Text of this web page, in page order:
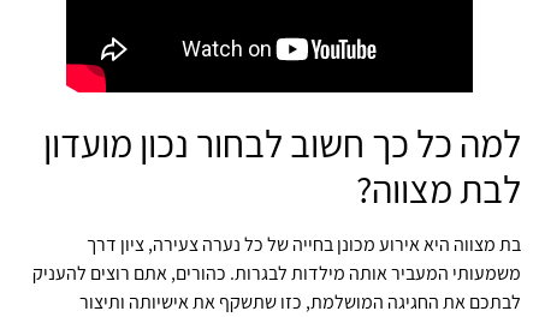
למה כל כך חשוב לבחור נכון מועדון
לבת מצווה?
בת מצווה היא אירוע מכונן בחייה של כל נערה צעירה, ציון דרך
משמעותי המעביר אותה מילדות לבגרות. כהורים, אתם רוצים להעניק
לבתכם את החגיגה המושלמת, כזו שתשקף את אישיותה ותיצור